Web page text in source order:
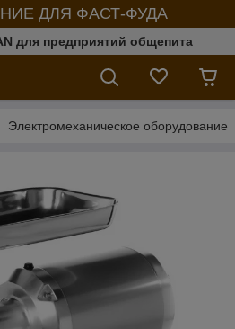
ДЛЯ ФАСТ-ФУДА
для предприятий общепита
Электромеханическое оборудование